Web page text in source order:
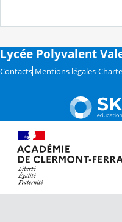
Lycée Polyvalent
Contacts Mentions légales